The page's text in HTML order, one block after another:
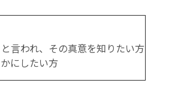
言われ、その真意を知りたい方
にしたい方